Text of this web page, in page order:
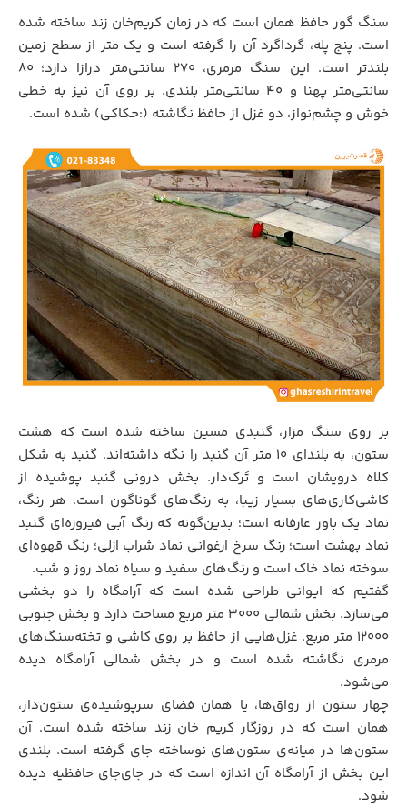
سنگ گور حافظ همان است که در زمان کریم‌خان زند ساخته شده
است. پنج پله، گرداگرد آن را گرفته است و یک متر از سطح زمین
بلندتر است. این سنگ مرمری، ۲۷۰ سانتی‌متر درازا دارد؛ ۸۰
سانتی‌متر پهنا و ۴۰ سانتی‌متر بلندی. بر روی آن نیز به خطی
خوش و چشم‌نواز، دو غزل از حافظ نگاشته (:حکاکی) شده است.
بر روی سنگ مزار، گنبدی مسین ساخته شده است که هشت
ستون، به بلندای ۱۰ متر آن گنبد را نگه داشته‌اند. گنبد به شکل
کلاه درویشان است و تَرک‌دار. بخش درونی گنبد پوشیده از
کاشی‌کاری‌های بسیار زیبا، به رنگ‌های گوناگون است. هر رنگ،
نماد یک باور عارفانه است؛ بدین‌گونه که رنگ آبی فیروزه‌ای گنبد
نماد بهشت است؛ رنگ سرخ ارغوانی نماد شراب ازلی؛ رنگ قهوه‌ای
سوخته نماد خاک است و رنگ‌های سفید و سیاه نماد روز و شب.
گفتیم که ایوانی طراحی شده است که آرامگاه را دو بخشی
می‌سازد. بخش شمالی ۳۰۰۰ متر مربع مساحت دارد و بخش جنوبی
۱۲۰۰۰ متر مربع. غزل‌هایی از حافظ بر روی کاشی و تخته‌سنگ‌های
مرمری نگاشته شده است و در بخش شمالی آرامگاه دیده
می‌شود.
چهار ستون از رواق‌ها، یا همان فضای سرپوشیده‌ی ستون‌دار،
همان است که در روزگار کریم خان زند ساخته شده است. آن
ستون‌ها در میانه‌ی ستون‌های نوساخته جای گرفته است. بلندی
این بخش از آرامگاه آن اندازه است که در جای‌جای حافظیه دیده
شود.